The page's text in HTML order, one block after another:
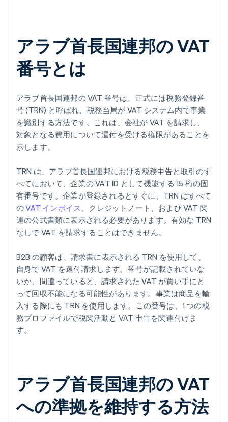
アラブ首長国連邦の VAT
番号とは
アラブ首長国連邦の VAT 番号は、正式には税務登録番
号 (TRN) と呼ばれ、税務当局が VAT システム内で事業
を識別する方法です。これは、会社が VAT を請求し、
対象となる費用について還付を受ける権限があることを
示します。
TRN は、アラブ首長国連邦における税務申告と取引のす
べてにおいて、企業の VAT ID として機能する 15 桁の固
有番号です。企業が登録されるとすぐに、TRN はすべて
のVAT インボイス 、クレジットノート、および VAT 関
連の公式書類に表示される必要があります。有効な TRN
なしで VAT を請求することはできません。
B2B の顧客は、請求書に表示される TRN を使用して、
自身で VAT を還付請求します。番号が記載されていな
いか、間違っていると、請求された VAT が買い手にと
って回収不能になる可能性があります。事業は商品を輸
入する際にも TRN を使用します。この番号は、1 つの税
務プロファイルで税関活動と VAT 申告を関連付けま
す。
アラブ首長国連邦の VAT
への準拠を維持する方法